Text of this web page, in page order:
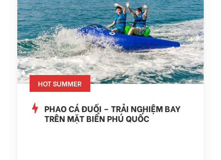
HOT SUMMER
PHAO CÁ ĐUỐI – TRẢI NGHIỆM BAY
TRÊN MẶT BIỂN PHÚ QUỐC